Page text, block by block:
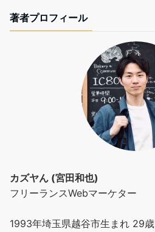
著者プロフィール
カズヤん (宮田和也)
フリーランスWebマーケター
1993年埼玉県越谷市生まれ 29歳